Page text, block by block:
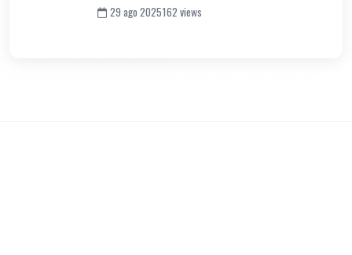
29 ago 2025162 views